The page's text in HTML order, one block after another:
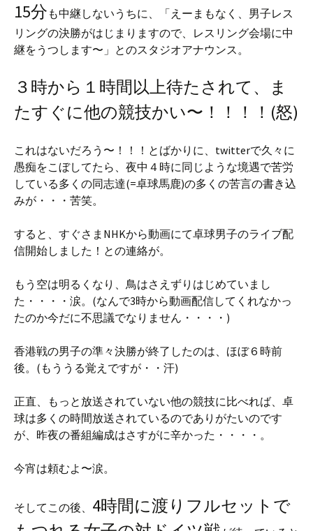
15分 も中継しないうちに、「えーまもなく、男子レス
リングの決勝がはじまりますので、レスリング会場に中
継をうつします〜」とのスタジオアナウンス。
３時から１時間以上待たされて、ま
たすぐに他の競技かい〜！！！！(怒)
これはないだろう〜！！！とばかりに、twitterで久々に
愚痴をこぼしてたら、夜中４時に同じような境遇で苦労
している多くの同志達(=卓球馬鹿)の多くの苦言の書き込
みが・・・苦笑。
すると、すぐさまNHKから動画にて卓球男子のライブ配
信開始しました！との連絡が。
もう空は明るくなり、鳥はさえずりはじめていまし
た・・・・涙。(なんで3時から動画配信してくれなかっ
たのか今だに不思議でなりません・・・・)
香港戦の男子の準々決勝が終了したのは、ほぼ６時前
後。(もううる覚えですが・・汗)
正直、もっと放送されていない他の競技に比べれば、卓
球は多くの時間放送されているのでありがたいのです
が、昨夜の番組編成はさすがに辛かった・・・・。
今宵は頼むよ〜涙。
そしてこの後、 4時間に渡りフルセットで